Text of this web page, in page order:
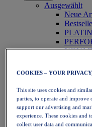
Ausgewählt
Neue
Laufen
Tennis
Padel
Korbball
COOKIES – YOUR
This site uses cookies and
parties, to operate and improve
support our advertising and
experience. These cookies and
collect user data and